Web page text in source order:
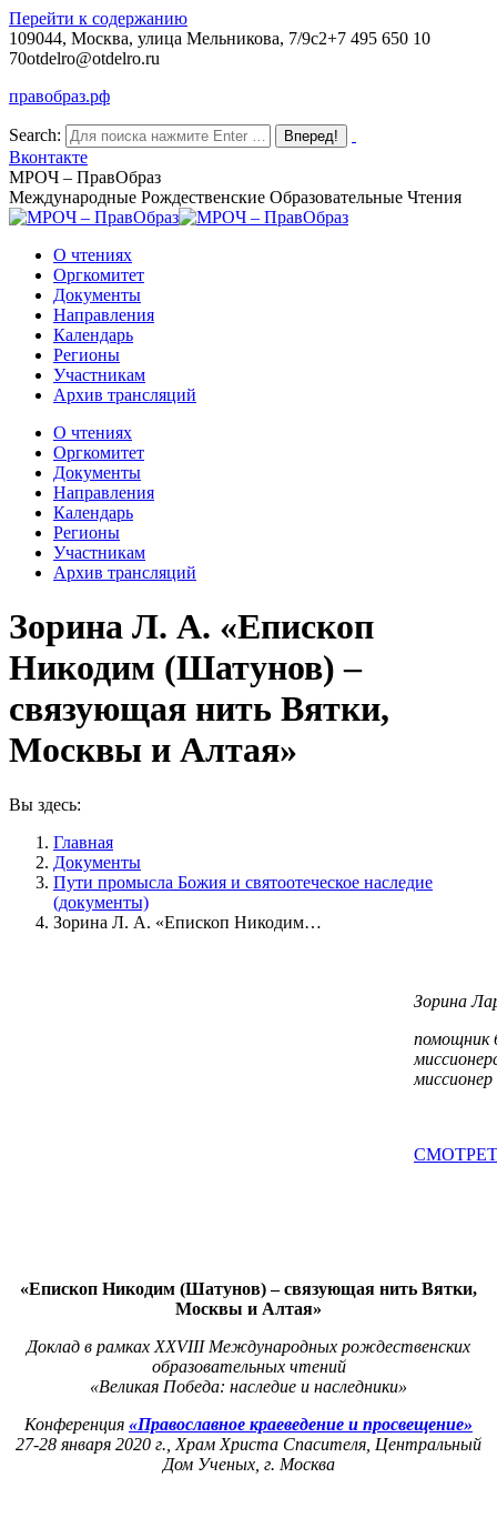
Перейти к содержанию
109044, Москва, улица Мельникова, 7/9с2+7 495 650 10
70otdelro@otdelro.ru
правобраз.рф
Search:
Вконтакте
МРОЧ – ПравОбраз
Международные Рождественские Образовательные Чтения
О чтениях
Оргкомитет
Документы
Направления
Календарь
Регионы
Участникам
Архив трансляций
О чтениях
Оргкомитет
Документы
Направления
Календарь
Регионы
Участникам
Архив трансляций
Зорина Л. А. «Епископ
Никодим (Шатунов) –
связующая нить Вятки,
Москвы и Алтая»
Вы здесь:
Главная
Документы
Пути промысла Божия и святоотеческое наследие
(документы)
Зорина Л. А. «Епископ Никодим…
Зорина
помощник
«Епископ Никодим (Шатунов) – связующая нить Вятки,
Москвы и Алтая»
Доклад в рамках XXVIII Международных рождественских
образовательных чтений
«Великая Победа: наследие и наследники»
Конференция «Православное краеведение и просвещение»
27-28 января 2020 г., Храм Христа Спасителя, Центральный
Дом Ученых, г. Москва